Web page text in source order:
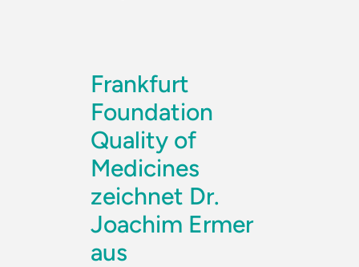
Frankfurt
Foundation
Quality of
Medicines
zeichnet Dr.
Joachim Ermer
aus